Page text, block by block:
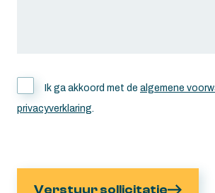
Ik ga akkoord met dealgemene
privacyverklaring.
Verstuur sollicitatie